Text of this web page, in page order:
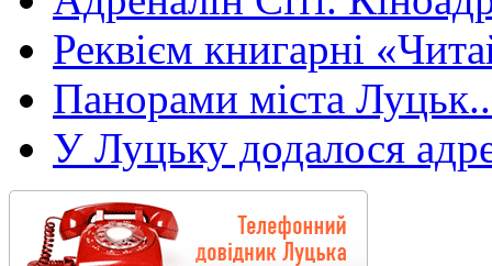
Реквієм книгарні
Панорами міста
У Луцьку додалося